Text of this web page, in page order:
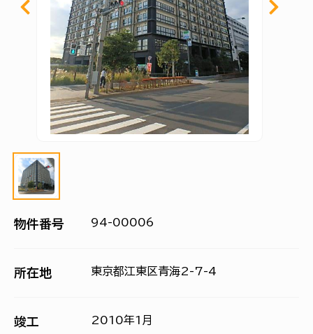
物件番号 94-00006
所在地 東京都江東区青海2-7-4
竣工 2010年1月